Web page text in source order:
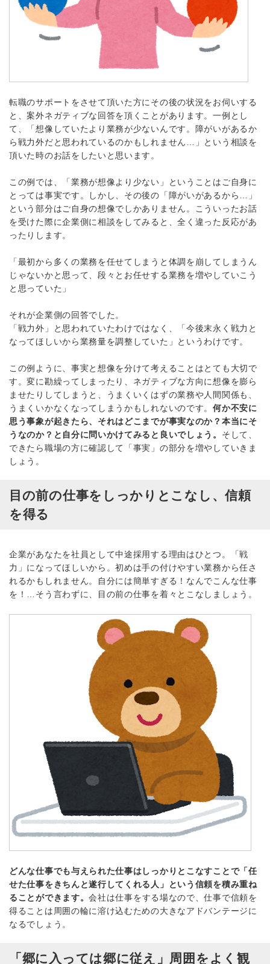
転職のサポートをさせて頂いた方にその後の状況をお伺いする
と、案外ネガティブな回答を頂くことがあります。一例とし
て、「想像していたより業務が少ないんです。障がいがあるか
ら戦力外だと思われているのかもしれません…」という相談を
頂いた時のお話をしたいと思います。
この例では、「業務が想像より少ない」ということはご自身に
とっては事実です。しかし、その後の「障がいがあるから…」
という部分はご自身の想像でしかありません。こういったお話
を受けた際に企業側に相談をしてみると、全く違った反応があ
ったりします。
「最初から多くの業務を任せてしまうと体調を崩してしまうん
じゃないかと思って、段々とお任せする業務を増やしていこう
と思っていた」
それが企業側の回答でした。
「戦力外」と思われていたわけではなく、「今後末永く戦力と
なってほしいから業務量を調整していた」というわけです。
この例ように、事実と想像を分けて考えることはとても大切で
す。変に勘繰ってしまったり、ネガティブな方向に想像を膨ら
ませたりしてしまうと、うまくいくはずの業務や人間関係も、
うまくいかなくなってしまうかもしれないのです。何か不安に
思う事象が起きたら、それはどこまでが事実なのか？本当にそ
うなのか？と自分に問いかけてみると良いでしょう。 そして、
できたら職場の方に確認して「事実」の部分を増やしていきま
しょう。
目の前の仕事をしっかりとこなし、信頼
を得る
企業があなたを社員として中途採用する理由はひとつ。「戦
力」になってほしいから。初めは手の付けやすい業務から任さ
れるかもしれません。自分には簡単すぎる！なんでこんな仕事
を！…そう言わずに、目の前の仕事を着々とこなしましょう。
どんな仕事でも与えられた仕事はしっかりとこなすことで「任
せた仕事をきちんと遂行してくれる人」という信頼を積み重ね
ることができます。会社は仕事をする場なので、仕事で信頼を
得ることは周囲の輪に溶け込むための大きなアドバンテージに
なるでしょう。
「郷に入っては郷に従え」周囲をよく観